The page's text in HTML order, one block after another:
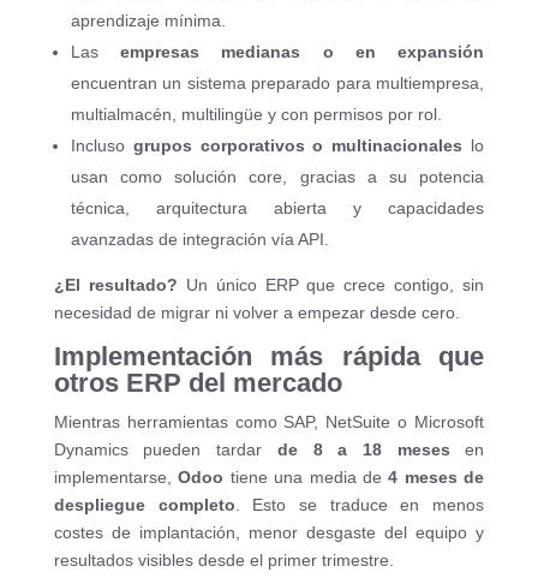
aprendizaje mínima.
Lasempresas medianas o en expansión
encuentran un sistema preparado para multiempresa,
multialmacén, multilingüe y con permisos por rol.
Incluso grupos corporativos o multinacionales lo
usan como solución core, gracias a su potencia
técnica, arquitectura abierta y capacidades
avanzadas de integración vía API.
¿El resultado? Un único ERP que crece contigo, sin
necesidad de migrar ni volver a empezar desde cero.
Implementación más rápida que
otros ERP del mercado
Mientras herramientas como SAP, NetSuite o Microsoft
Dynamics pueden tardar de 8 a 18 meses en
implementarse,Odoo tiene una media de4 meses de
despliegue completo . Esto se traduce en menos
costes de implantación, menor desgaste del equipo y
resultados visibles desde el primer trimestre.